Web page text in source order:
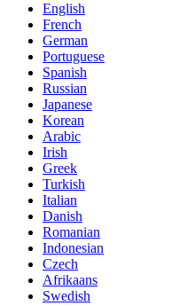
English
French
German
Portuguese
Spanish
Russian
Japanese
Korean
Arabic
Irish
Greek
Turkish
Italian
Danish
Romanian
Indonesian
Czech
Afrikaans
Swedish